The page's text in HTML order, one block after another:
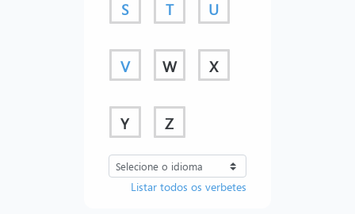
S T U
V W X
Y Z
Listar todos os verbetes